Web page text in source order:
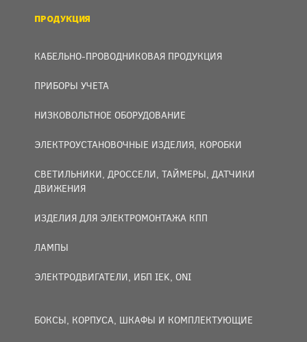
ПРОДУКЦИЯ
КАБЕЛЬНО-ПРОВОДНИКОВАЯ ПРОДУКЦИЯ
ПРИБОРЫ УЧЕТА
НИЗКОВОЛЬТНОЕ ОБОРУДОВАНИЕ
ЭЛЕКТРОУСТАНОВОЧНЫЕ ИЗДЕЛИЯ, КОРОБКИ
СВЕТИЛЬНИКИ, ДРОССЕЛИ, ТАЙМЕРЫ, ДАТЧИКИ
ДВИЖЕНИЯ
ИЗДЕЛИЯ ДЛЯ ЭЛЕКТРОМОНТАЖА КПП
ЛАМПЫ
ЭЛЕКТРОДВИГАТЕЛИ, ИБП IEK, ONI
БОКСЫ, КОРПУСА, ШКАФЫ И КОМПЛЕКТУЮЩИЕ